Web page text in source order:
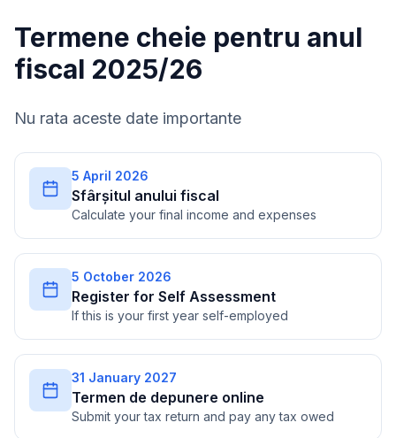
Termene cheie pentru anul
fiscal 2025/26
Nu rata aceste date importante
5 April 2026
Sfârșitul anului fiscal
Calculate your final income and expenses
5 October 2026
Register for Self Assessment
If this is your first year self-employed
31 January 2027
Termen de depunere online
Submit your tax return and pay any tax owed